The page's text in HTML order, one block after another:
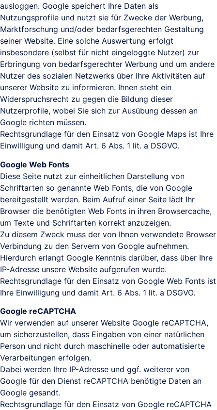
ausloggen. Google speichert Ihre Daten als
Nutzungsprofile und nutzt sie für Zwecke der Werbung,
Marktforschung und/oder bedarfsgerechten Gestaltung
seiner Website. Eine solche Auswertung erfolgt
insbesondere (selbst für nicht eingeloggte Nutzer) zur
Erbringung von bedarfsgerechter Werbung und um andere
Nutzer des sozialen Netzwerks über Ihre Aktivitäten auf
unserer Website zu informieren. Ihnen steht ein
Widerspruchsrecht zu gegen die Bildung dieser
Nutzerprofile, wobei Sie sich zur Ausübung dessen an
Google richten müssen.
Rechtsgrundlage für den Einsatz von Google Maps ist Ihre
Einwilligung und damit Art. 6 Abs. 1 lit. a DSGVO.
Google Web Fonts
Diese Seite nutzt zur einheitlichen Darstellung von
Schriftarten so genannte Web Fonts, die von Google
bereitgestellt werden. Beim Aufruf einer Seite lädt Ihr
Browser die benötigten Web Fonts in ihren Browsercache,
um Texte und Schriftarten korrekt anzuzeigen.
Zu diesem Zweck muss der von Ihnen verwendete Browser
Verbindung zu den Servern von Google aufnehmen.
Hierdurch erlangt Google Kenntnis darüber, dass über Ihre
IP-Adresse unsere Website aufgerufen wurde.
Rechtsgrundlage für den Einsatz von Google Web Fonts ist
Ihre Einwilligung und damit Art. 6 Abs. 1 lit. a DSGVO.
Google reCAPTCHA
Wir verwenden auf unserer Website Google reCAPTCHA,
um sicherzustellen, dass Eingaben von einer natürlichen
Person und nicht durch maschinelle oder automatisierte
Verarbeitungen erfolgen.
Dabei werden Ihre IP-Adresse und ggf. weiterer von
Google für den Dienst reCAPTCHA benötigte Daten an
Google gesandt.
Rechtsgrundlage für den Einsatz von Google reCAPTCHA